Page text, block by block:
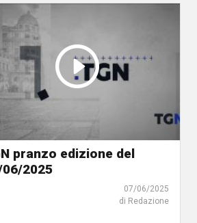
pranzo edizione del
2025
07/06/2025
di Redazione